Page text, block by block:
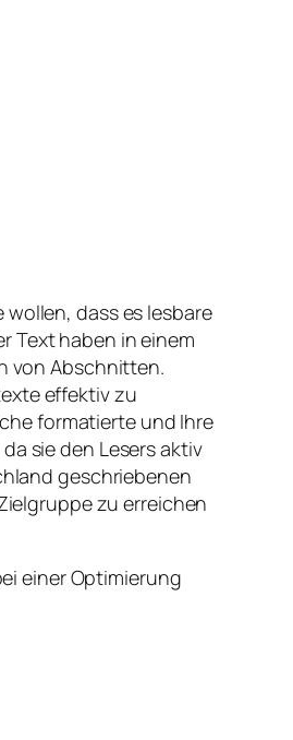
wollen, dass es lesbare
Text haben in einem
von Abschnitten.
effektiv zu
formatierte und Ihre
sie den Lesers aktiv
geschriebenen
zu erreichen
einer Optimierung